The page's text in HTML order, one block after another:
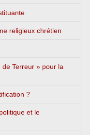
religieux chrétien
de Terreur » pour la
?
et le